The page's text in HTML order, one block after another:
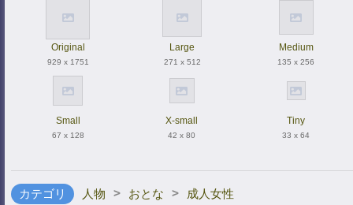
Original
929 x 1751
Large
271 x 512
Medium
135 x 256
Small
67 x 128
X-small
42 x 80
Tiny
33 x 64
カテゴリ 人物 > おとな >
成人女性